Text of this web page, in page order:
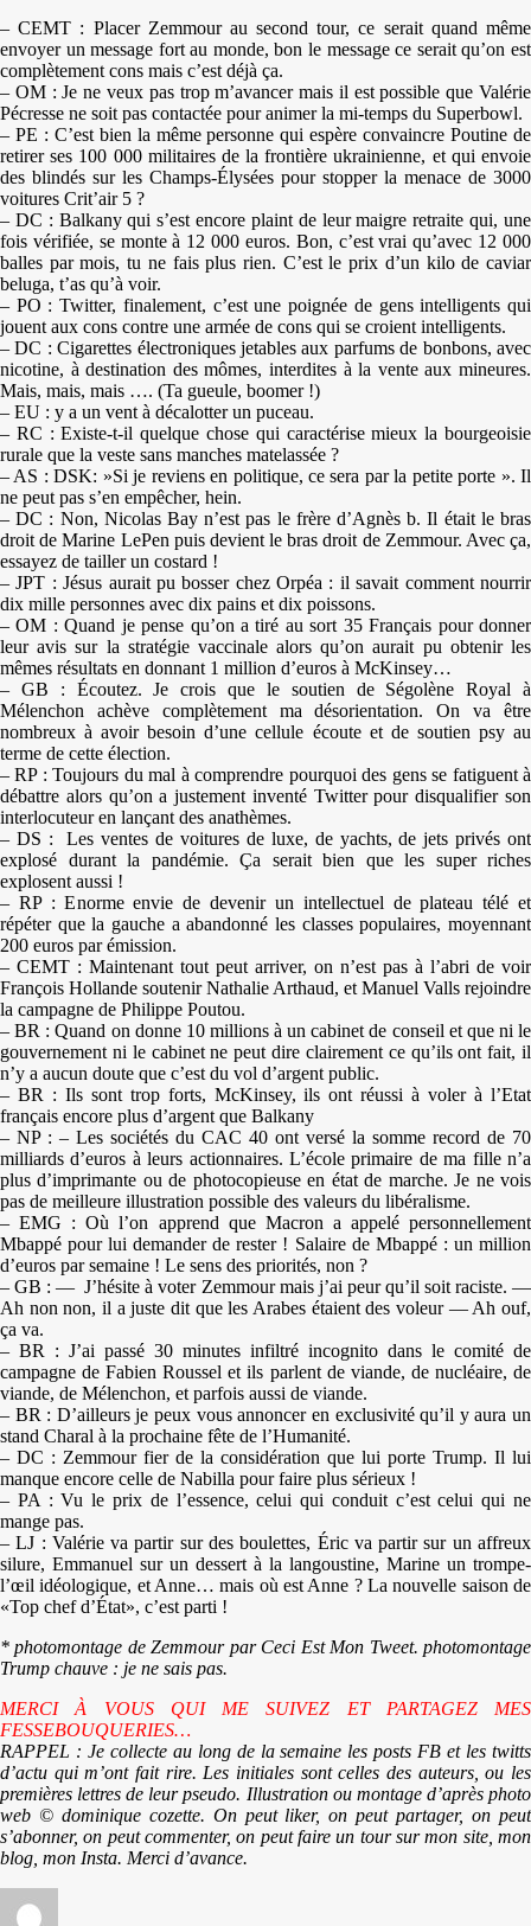
– CEMT : Placer Zemmour au second tour, ce serait quand même
envoyer un message fort au monde, bon le message ce serait qu’on est
complètement cons mais c’est déjà ça.
– OM : Je ne veux pas trop m’avancer mais il est possible que Valérie
Pécresse ne soit pas contactée pour animer la mi-temps du Superbowl.
– PE : C’est bien la même personne qui espère convaincre Poutine de
retirer ses 100 000 militaires de la frontière ukrainienne, et qui envoie
des blindés sur les Champs-Élysées pour stopper la menace de 3000
voitures Crit’air 5 ?
– DC : Balkany qui s’est encore plaint de leur maigre retraite qui, une
fois vérifiée, se monte à 12 000 euros. Bon, c’est vrai qu’avec 12 000
balles par mois, tu ne fais plus rien. C’est le prix d’un kilo de caviar
beluga, t’as qu’à voir.
– PO : Twitter, finalement, c’est une poignée de gens intelligents qui
jouent aux cons contre une armée de cons qui se croient intelligents.
– DC : Cigarettes électroniques jetables aux parfums de bonbons, avec
nicotine, à destination des mômes, interdites à la vente aux mineures.
Mais, mais, mais …. (Ta gueule, boomer !)
– EU : y a un vent à décalotter un puceau.
– RC : Existe-t-il quelque chose qui caractérise mieux la bourgeoisie
rurale que la veste sans manches matelassée ?
– AS : DSK: »Si je reviens en politique, ce sera par la petite porte ». Il
ne peut pas s’en empêcher, hein.
– DC : Non, Nicolas Bay n’est pas le frère d’Agnès b. Il était le bras
droit de Marine LePen puis devient le bras droit de Zemmour. Avec ça,
essayez de tailler un costard !
– JPT : Jésus aurait pu bosser chez Orpéa : il savait comment nourrir
dix mille personnes avec dix pains et dix poissons.
– OM : Quand je pense qu’on a tiré au sort 35 Français pour donner
leur avis sur la stratégie vaccinale alors qu’on aurait pu obtenir les
mêmes résultats en donnant 1 million d’euros à McKinsey…
– GB : Écoutez. Je crois que le soutien de Ségolène Royal à
Mélenchon achève complètement ma désorientation. On va être
nombreux à avoir besoin d’une cellule écoute et de soutien psy au
terme de cette élection.
– RP : Toujours du mal à comprendre pourquoi des gens se fatiguent à
débattre alors qu’on a justement inventé Twitter pour disqualifier son
interlocuteur en lançant des anathèmes.
– DS : Les ventes de voitures de luxe, de yachts, de jets privés ont
explosé durant la pandémie. Ça serait bien que les super riches
explosent aussi !
– RP : Enorme envie de devenir un intellectuel de plateau télé et
répéter que la gauche a abandonné les classes populaires, moyennant
200 euros par émission.
– CEMT : Maintenant tout peut arriver, on n’est pas à l’abri de voir
François Hollande soutenir Nathalie Arthaud, et Manuel Valls rejoindre
la campagne de Philippe Poutou.
– BR : Quand on donne 10 millions à un cabinet de conseil et que ni le
gouvernement ni le cabinet ne peut dire clairement ce qu’ils ont fait, il
n’y a aucun doute que c’est du vol d’argent public.
– BR : Ils sont trop forts, McKinsey, ils ont réussi à voler à l’Etat
français encore plus d’argent que Balkany
– NP : – Les sociétés du CAC 40 ont versé la somme record de 70
milliards d’euros à leurs actionnaires. L’école primaire de ma fille n’a
plus d’imprimante ou de photocopieuse en état de marche. Je ne vois
pas de meilleure illustration possible des valeurs du libéralisme.
– EMG : Où l’on apprend que Macron a appelé personnellement
Mbappé pour lui demander de rester ! Salaire de Mbappé : un million
d’euros par semaine ! Le sens des priorités, non ?
– GB : — J’hésite à voter Zemmour mais j’ai peur qu’il soit raciste. —
Ah non non, il a juste dit que les Arabes étaient des voleur — Ah ouf,
ça va.
– BR : J’ai passé 30 minutes infiltré incognito dans le comité de
campagne de Fabien Roussel et ils parlent de viande, de nucléaire, de
viande, de Mélenchon, et parfois aussi de viande.
– BR : D’ailleurs je peux vous annoncer en exclusivité qu’il y aura un
stand Charal à la prochaine fête de l’Humanité.
– DC : Zemmour fier de la considération que lui porte Trump. Il lui
manque encore celle de Nabilla pour faire plus sérieux !
– PA : Vu le prix de l’essence, celui qui conduit c’est celui qui ne
mange pas.
– LJ : Valérie va partir sur des boulettes, Éric va partir sur un affreux
silure, Emmanuel sur un dessert à la langoustine, Marine un trompe-
l’œil idéologique, et Anne… mais où est Anne ? La nouvelle saison de
«Top chef d’État», c’est parti !
* photomontage de Zemmour par Ceci Est Mon Tweet. photomontage
Trump chauve : je ne sais pas.
MERCI À VOUS QUI ME SUIVEZ ET PARTAGEZ MES
FESSEBOUQUERIES…
RAPPEL : Je collecte au long de la semaine les posts FB et les twitts
d’actu qui m’ont fait rire. Les initiales sont celles des auteurs, ou les
premières lettres de leur pseudo. Illustration ou montage d’après photo
web © dominique cozette. On peut liker, on peut partager, on peut
s’abonner, on peut commenter, on peut faire un tour sur mon site, mon
blog, mon Insta. Merci d’avance.